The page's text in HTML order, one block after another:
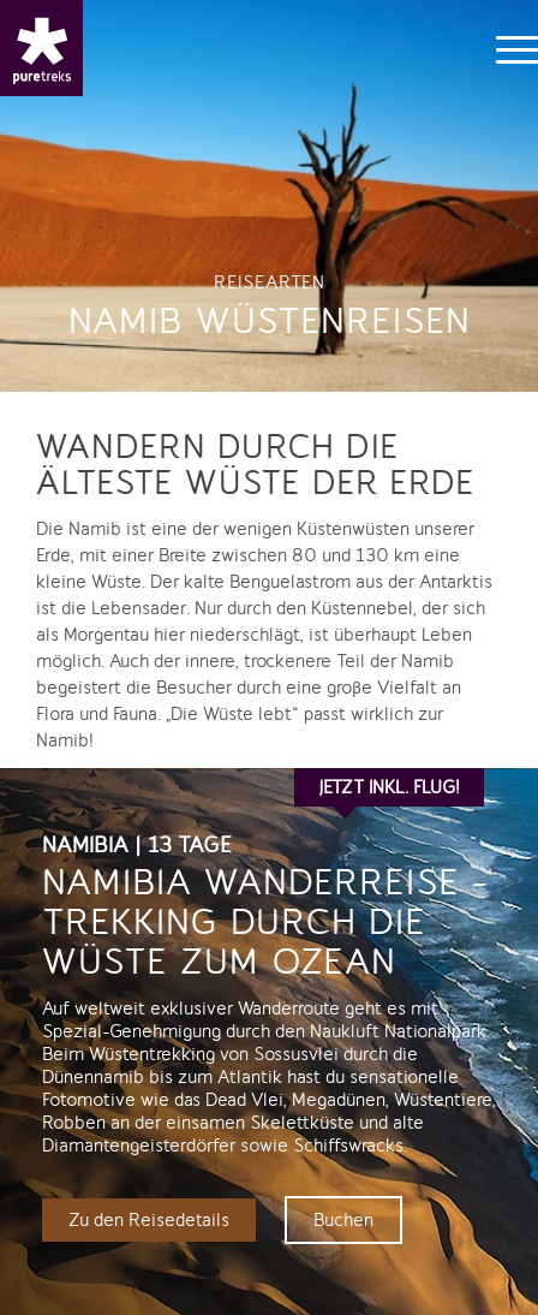
REISEARTEN
NAMIB WÜSTENREISEN
WANDERN DURCH DIE
ÄLTESTE WÜSTE DER ERDE
Die Namib ist eine der wenigen Küstenwüsten unserer
Erde, mit einer Breite zwischen 80 und 130 km eine
kleine Wüste. Der kalte Benguelastrom aus der Antarktis
ist die Lebensader. Nur durch den Küstennebel, der sich
als Morgentau hier niederschlägt, ist überhaupt Leben
möglich. Auch der innere, trockenere Teil der Namib
begeistert die Besucher durch eine große Vielfalt an
Flora und Fauna. „Die Wüste lebt“ passt wirklich zur
Namib!
JETZT INKL. FLUG!
NAMIBIA | 13 TAGE
NAMIBIA WANDERREISE -
TREKKING DURCH DIE
WÜSTE ZUM OZEAN
Auf weltweit exklusiver Wanderroute geht es mit
Spezial-Genehmigung durch den Naukluft Nationalpark.
Beim Wüstentrekking von Sossusvlei durch die
Dünennamib bis zum Atlantik hast du sensationelle
Fotomotive wie das Dead Vlei, Megadünen, Wüstentiere,
Robben an der einsamen Skelettküste und alte
Diamantengeisterdörfer sowie Schiffswracks.
Zu den Reisedetails Buchen